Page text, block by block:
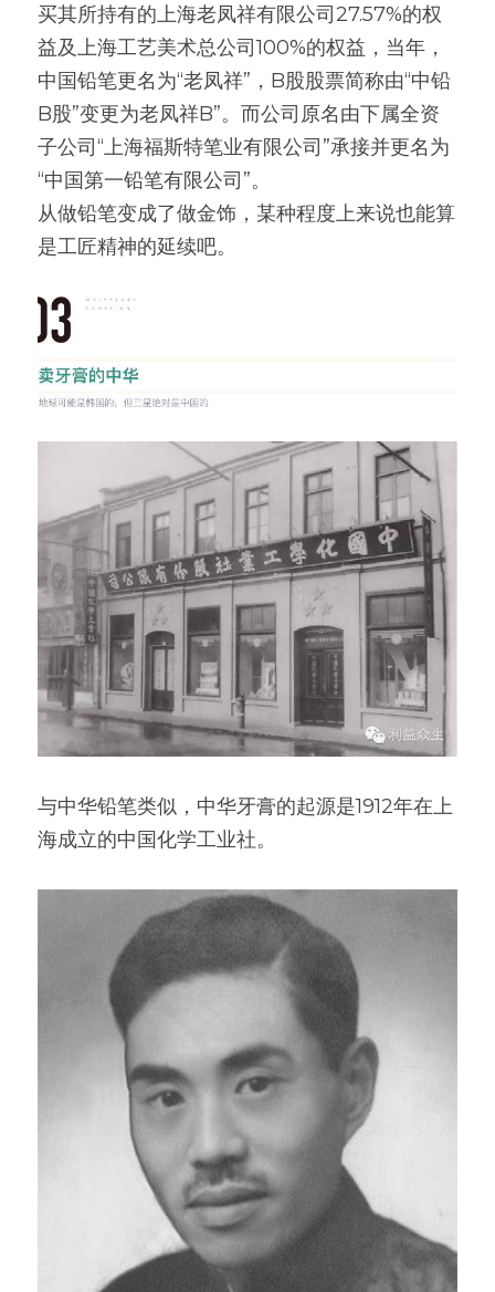
买其所持有的上海老凤祥有限公司27.57%的权
益及上海工艺美术总公司100%的权益，当年，
中国铅笔更名为“老凤祥”，B股股票简称由“中铅
B股”变更为老凤祥B”。而公司原名由下属全资
子公司“上海福斯特笔业有限公司”承接并更名为
“中国第一铅笔有限公司”。
从做铅笔变成了做金饰，某种程度上来说也能算
是工匠精神的延续吧。
与中华铅笔类似，中华牙膏的起源是1912年在上
海成立的中国化学工业社。